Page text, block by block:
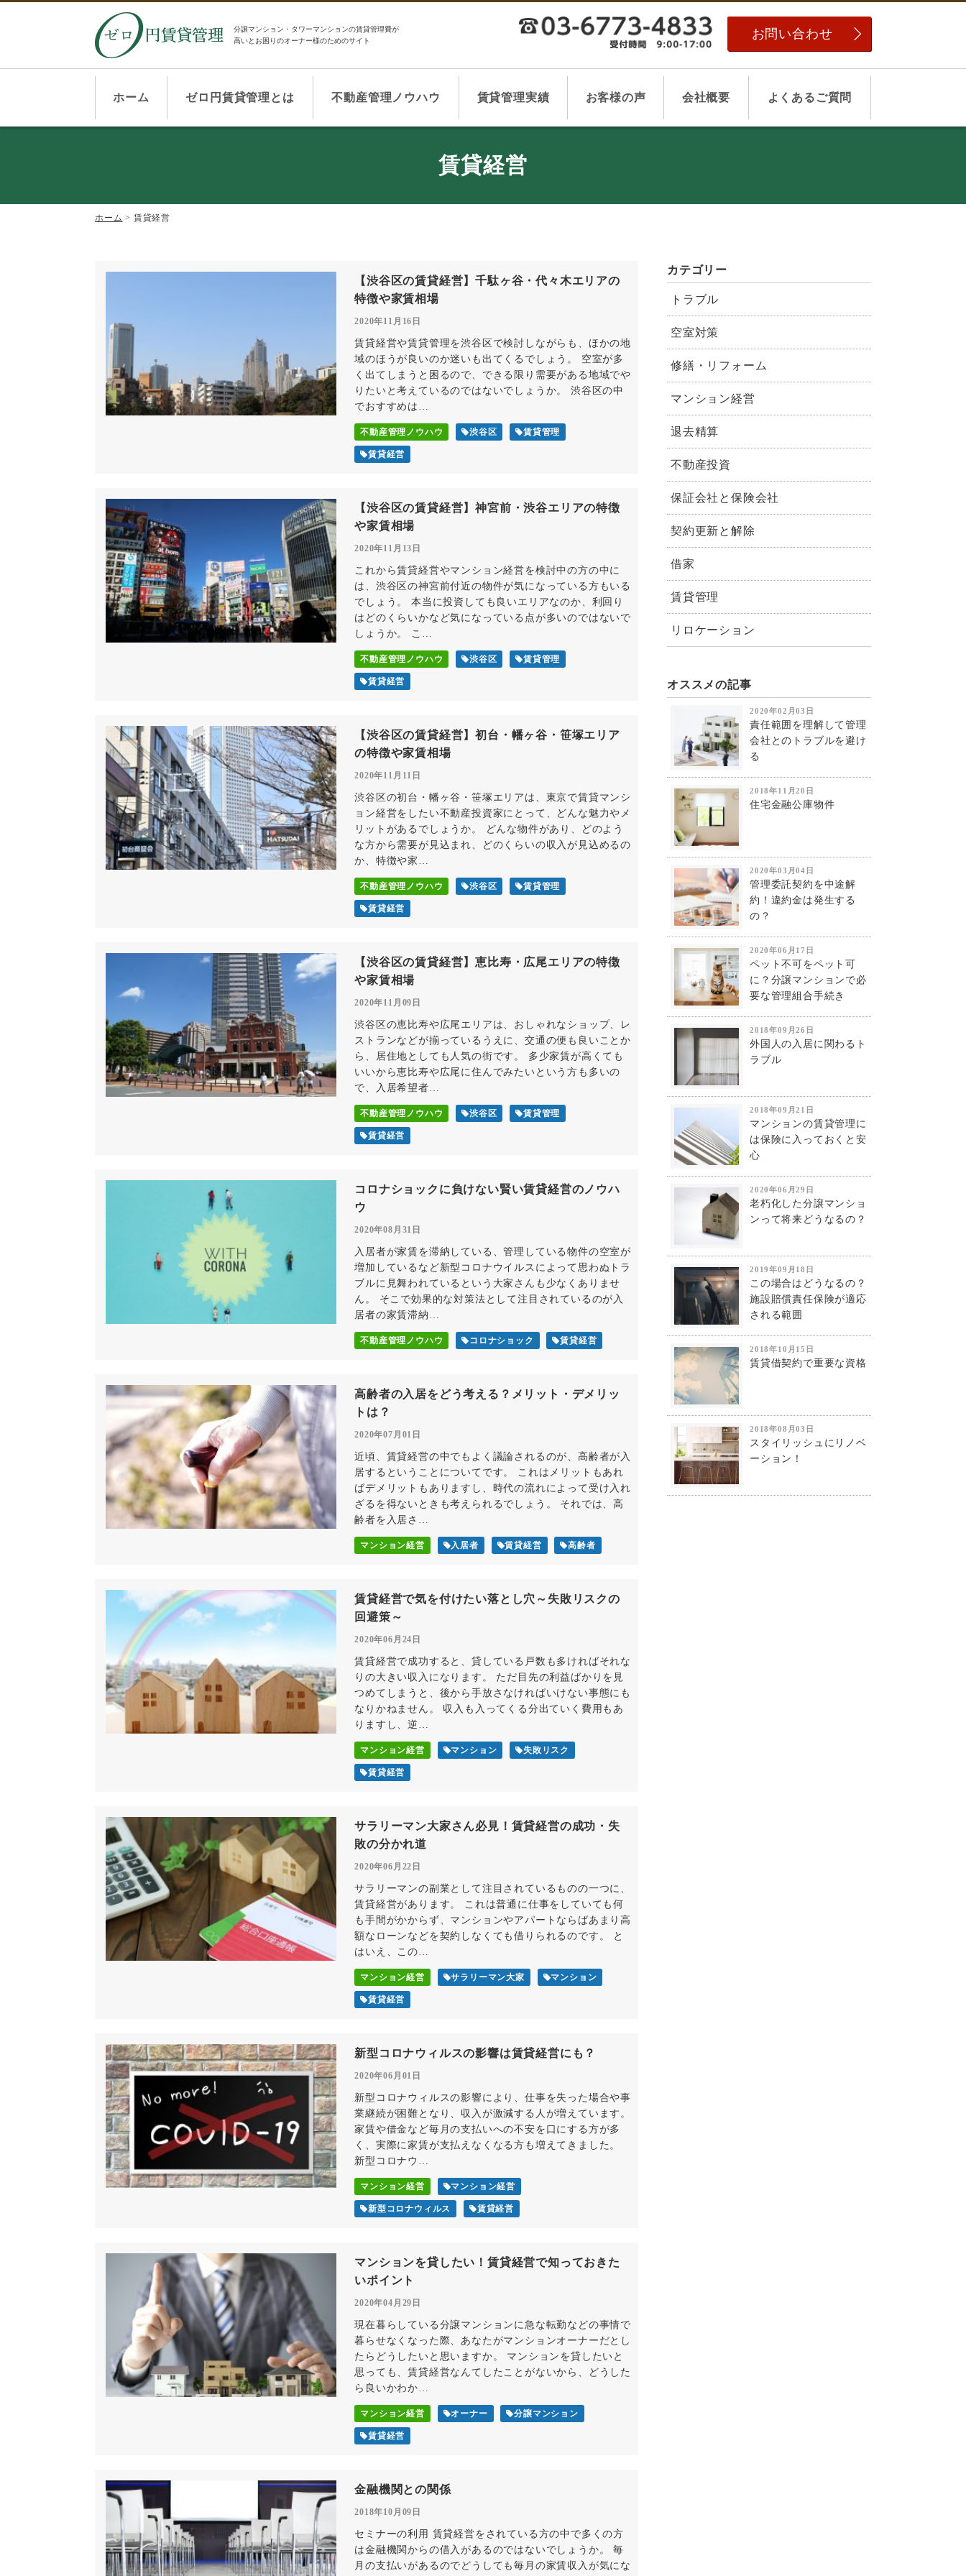
分譲マンション・タワーマンションの賃貸管理費が
高いとお困りのオーナー様のためのサイト
お問い合わせ
ホーム ゼロ円賃貸管理とは 不動産管理ノウハウ 賃貸管理実績 お客様の声 会社概要 よくあるご質問
賃貸経営
ホーム > 賃貸経営
【渋谷区の賃貸経営】千駄ヶ谷・代々木エリアの
特徴や家賃相場
2020年11月16日
賃貸経営や賃貸管理を渋谷区で検討しながらも、ほかの地
域のほうが良いのか迷いも出てくるでしょう。 空室が多
く出てしまうと困るので、できる限り需要がある地域でや
りたいと考えているのではないでしょうか。 渋谷区の中
でおすすめは…
不動産管理ノウハウ 渋谷区 賃貸管理
賃貸経営
【渋谷区の賃貸経営】神宮前・渋谷エリアの特徴
や家賃相場
2020年11月13日
これから賃貸経営やマンション経営を検討中の方の中に
は、渋谷区の神宮前付近の物件が気になっている方もいる
でしょう。 本当に投資しても良いエリアなのか、利回り
はどのくらいかなど気になっている点が多いのではないで
しょうか。 こ…
不動産管理ノウハウ 渋谷区 賃貸管理
賃貸経営
【渋谷区の賃貸経営】初台・幡ヶ谷・笹塚エリア
の特徴や家賃相場
2020年11月11日
渋谷区の初台・幡ヶ谷・笹塚エリアは、東京で賃貸マンシ
ョン経営をしたい不動産投資家にとって、どんな魅力やメ
リットがあるでしょうか。 どんな物件があり、どのよう
な方から需要が見込まれ、どのくらいの収入が見込めるの
か、特徴や家…
不動産管理ノウハウ 渋谷区 賃貸管理
賃貸経営
【渋谷区の賃貸経営】恵比寿・広尾エリアの特徴
や家賃相場
2020年11月09日
渋谷区の恵比寿や広尾エリアは、おしゃれなショップ、レ
ストランなどが揃っているうえに、交通の便も良いことか
ら、居住地としても人気の街です。 多少家賃が高くても
いいから恵比寿や広尾に住んでみたいという方も多いの
で、入居希望者…
不動産管理ノウハウ 渋谷区 賃貸管理
賃貸経営
コロナショックに負けない賢い賃貸経営のノウハ
ウ
2020年08月31日
入居者が家賃を滞納している、管理している物件の空室が
増加しているなど新型コロナウイルスによって思わぬトラ
ブルに見舞われているという大家さんも少なくありませ
ん。 そこで効果的な対策法として注目されているのが入
居者の家賃滞納…
不動産管理ノウハウ コロナショック 賃貸経営
高齢者の入居をどう考える？メリット・デメリッ
トは？
2020年07月01日
近頃、賃貸経営の中でもよく議論されるのが、高齢者が入
居するということについてです。 これはメリットもあれ
ばデメリットもありますし、時代の流れによって受け入れ
ざるを得ないときも考えられるでしょう。 それでは、高
齢者を入居さ…
マンション経営 入居者 賃貸経営 高齢者
賃貸経営で気を付けたい落とし穴～失敗リスクの
回避策～
2020年06月24日
賃貸経営で成功すると、貸している戸数も多ければそれな
りの大きい収入になります。 ただ目先の利益ばかりを見
つめてしまうと、後から手放さなければいけない事態にも
なりかねません。 収入も入ってくる分出ていく費用もあ
りますし、逆…
マンション経営 マンション 失敗リスク
賃貸経営
サラリーマン大家さん必見！賃貸経営の成功・失
敗の分かれ道
2020年06月22日
サラリーマンの副業として注目されているものの一つに、
賃貸経営があります。 これは普通に仕事をしていても何
も手間がかからず、マンションやアパートならばあまり高
額なローンなどを契約しなくても借りられるのです。 と
はいえ、この…
マンション経営 サラリーマン大家 マンション
賃貸経営
新型コロナウィルスの影響は賃貸経営にも？
2020年06月01日
新型コロナウィルスの影響により、仕事を失った場合や事
業継続が困難となり、収入が激減する人が増えています。
家賃や借金など毎月の支払いへの不安を口にする方が多
く、実際に家賃が支払えなくなる方も増えてきました。
新型コロナウ…
マンション経営 マンション経営
新型コロナウィルス 賃貸経営
マンションを貸したい！賃貸経営で知っておきた
いポイント
2020年04月29日
現在暮らしている分譲マンションに急な転勤などの事情で
暮らせなくなった際、あなたがマンションオーナーだとし
たらどうしたいと思いますか。 マンションを貸したいと
思っても、賃貸経営なんてしたことがないから、どうした
ら良いかわか…
マンション経営 オーナー 分譲マンション
賃貸経営
金融機関との関係
2018年10月09日
セミナーの利用 賃貸経営をされている方の中で多くの方
は金融機関からの借入があるのではないでしょうか。 毎
月の支払いがあるのでどうしても毎月の家賃収入が気にな
カテゴリー
トラブル
空室対策
修繕・リフォーム
マンション経営
退去精算
不動産投資
保証会社と保険会社
契約更新と解除
借家
賃貸管理
リロケーション
オススメの記事
2020年02月03日
責任範囲を理解して管理
会社とのトラブルを避け
る
2018年11月20日
住宅金融公庫物件
2020年03月04日
管理委託契約を中途解
約！違約金は発生する
の？
2020年06月17日
ペット不可をペット可
に？分譲マンションで必
要な管理組合手続き
2018年09月26日
外国人の入居に関わるト
ラブル
2018年09月21日
マンションの賃貸管理に
は保険に入っておくと安
心
2020年06月29日
老朽化した分譲マンショ
ンって将来どうなるの？
2019年09月18日
この場合はどうなるの？
施設賠償責任保険が適応
される範囲
2018年10月15日
賃貸借契約で重要な資格
2018年08月03日
スタイリッシュにリノベ
ーション！